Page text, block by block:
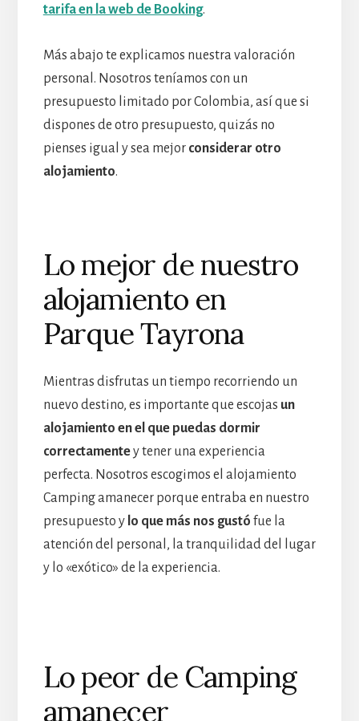
tarifa en la web de Booking.
Más abajo te explicamos nuestra valoración
personal. Nosotros teníamos con un
presupuesto limitado por Colombia, así que si
dispones de otro presupuesto, quizás no
pienses igual y sea mejor considerar otro
alojamiento.
Lo mejor de nuestro
alojamiento en
Parque Tayrona
Mientras disfrutas un tiempo recorriendo un
nuevo destino, es importante que escojas un
alojamiento en el que puedas dormir
correctamentey tener una experiencia
perfecta. Nosotros escogimos el alojamiento
Camping amanecer porque entraba en nuestro
presupuesto y lo que más nos gustó fue la
atención del personal, la tranquilidad del lugar
y lo «exótico» de la experiencia.
Lo peor de Camping
amanecer